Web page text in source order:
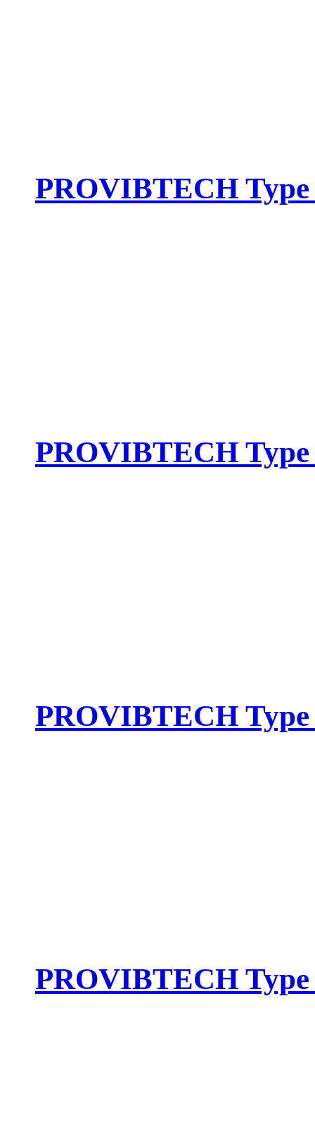
PROVIBTECH Type
PROVIBTECH Type
PROVIBTECH Type
PROVIBTECH Type